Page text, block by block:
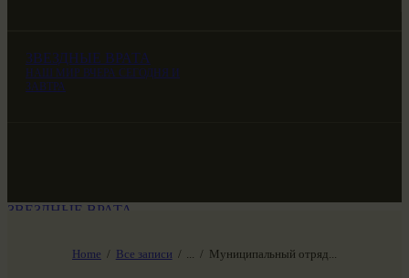
ЗВЕЗДНЫЕ ВРАТА
НАШ МИР ВЧЕРА СЕГОДНЯ И
ЗАВТРА
Home Все записи Муниципальный отряд...
ЗВЕЗДНЫЕ ВРАТА
SG-6